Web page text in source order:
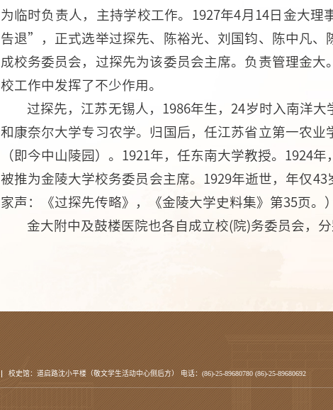
为临时负责人，主持学校工作。1927年4月14日金大
告退”，正式选举过探先、陈裕光、刘国钧、陈中凡、
成校务委员会，过探先为该委员会主席。负责管理金
校工作中发挥了不少作用。
过探先，江苏无锡人，1986年生，24岁时入南洋
和康奈尔大学专习农学。归国后，任江苏省立第一农
（即今中山陵园）。1921年，任东南大学教授。1924
被推为金陵大学校务委员会主席。1929年逝世，年仅
家声：《过探先传略》，《金陵大学史料集》第35页。）
金大附中及鼓楼医院也各自成立校(院)务委员会，分
校史馆：道启路沈小平楼（敬文学生活动中心侧后方） 电话：(86)-25-89680780 (86)-25-89680692